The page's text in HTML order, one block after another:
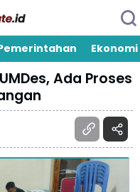
Ekonomi
Ada Proses